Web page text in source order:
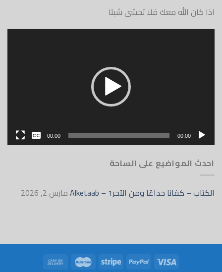
اذا كان الله معك فلا تخشى شيئا
00:00
00:00
بدون
English
احدث المواضيع على الساحة
الكتاب – كفانا خداعًا ومن الآخر1 – Alketaab مارس 2, 2026